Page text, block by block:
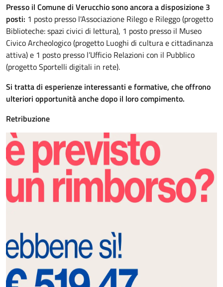
Presso il Comune di Verucchio sono ancora a disposizione 3
posti: 1 posto presso l'Associazione Rilego e Rileggo (progetto
Biblioteche: spazi civici di lettura), 1 posto presso il Museo
Civico Archeologico (progetto Luoghi di cultura e cittadinanza
attiva) e 1 posto presso l’Ufficio Relazioni con il Pubblico
(progetto Sportelli digitali in rete).
Si tratta di esperienze interessanti e formative, che offrono
ulteriori opportunità anche dopo il loro compimento.
Retribuzione